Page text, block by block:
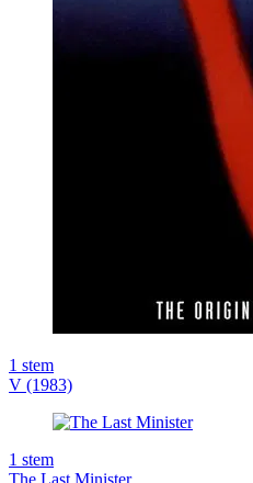
1 stem
V (1983)
1 stem
The Last Minister